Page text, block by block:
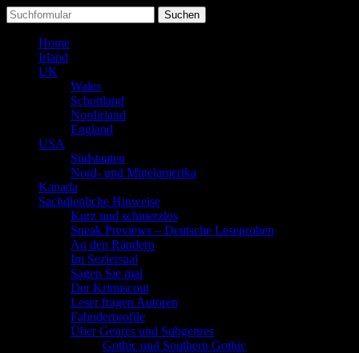
Suchen
nach:
Home
Irland
UK
Wales
Schottland
Nordirland
England
USA
Südstaaten
Nord- und Mittelamerika
Kanada
Sachdienliche Hinweise
Kurz und schmerzlos
Sneak Previews – Deutsche Leseproben
An den Rändern
Im Seziersaal
Sagen Sie mal
Der Krimiscout
Leser fragen Autoren
Fahnderprofile
Über Genres und Subgenres
Gothic und Southern Gothic